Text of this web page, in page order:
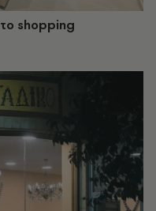
shopping